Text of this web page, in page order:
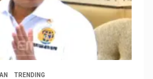
TRENDING